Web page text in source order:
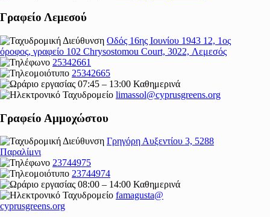
Γραφείο Λεμεσού
Οδός 16ης Ιουνίου 1943 12, 1ος
όροφος, γραφείο 102 Chrysostomou Court, 3022, Λεμεσός
25342661
25342665
07:45 – 13:00 Καθημερινά
limassol@cyprusgreens.org
Γραφείο Αμμοχώστου
Γρηγόρη Αυξεντίου 3, 5288
Παραλίμνι
23744975
23744974
08:00 – 14:00 Καθημερινά
famagusta@
cyprusgreens.org